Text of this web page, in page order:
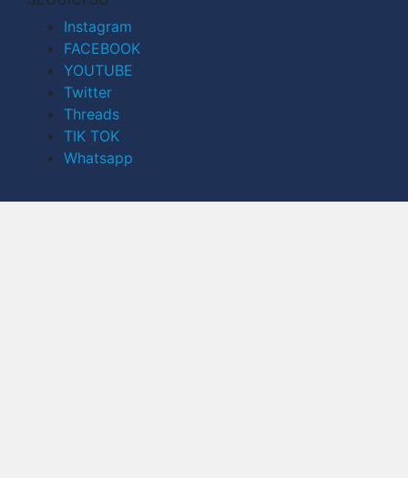
Instagram
FACEBOOK
YOUTUBE
Twitter
Threads
TIK TOK
Whatsapp